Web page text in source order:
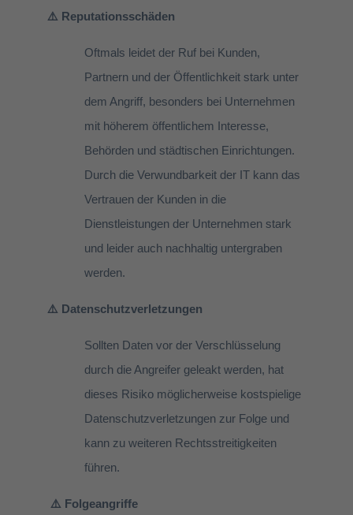
⚠️ Reputationsschäden
Oftmals leidet der Ruf bei Kunden,
Partnern und der Öffentlichkeit stark unter
dem Angriff, besonders bei Unternehmen
mit höherem öffentlichem Interesse,
Behörden und städtischen Einrichtungen.
Durch die Verwundbarkeit der IT kann das
Vertrauen der Kunden in die
Dienstleistungen der Unternehmen stark
und leider auch nachhaltig untergraben
werden.
⚠️ Datenschutzverletzungen
Sollten Daten vor der Verschlüsselung
durch die Angreifer geleakt werden, hat
dieses Risiko möglicherweise kostspielige
Datenschutzverletzungen zur Folge und
kann zu weiteren Rechtsstreitigkeiten
führen.
⚠️ Folgeangriffe